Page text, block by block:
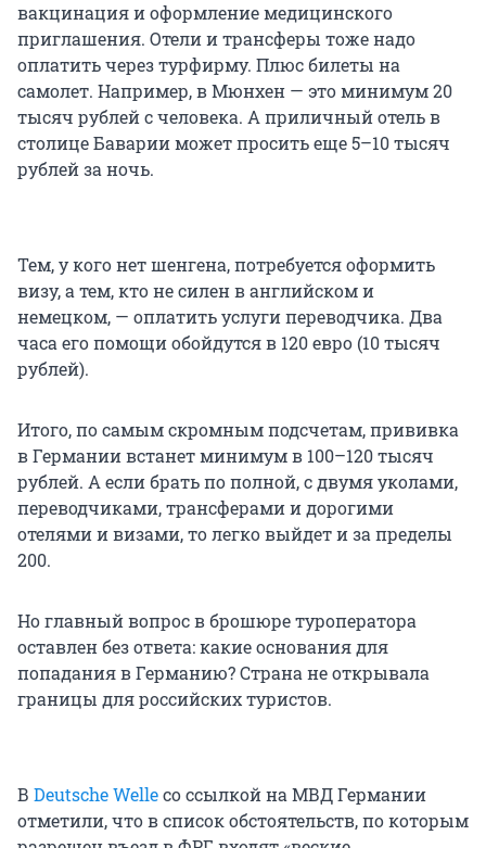
вакцинация и оформление медицинского
приглашения. Отели и трансферы тоже надо
оплатить через турфирму. Плюс билеты на
самолет. Например, в Мюнхен — это минимум 20
тысяч рублей с человека. А приличный отель в
столице Баварии может просить еще 5–10 тысяч
рублей за ночь.
Тем, у кого нет шенгена, потребуется оформить
визу, а тем, кто не силен в английском и
немецком, — оплатить услуги переводчика. Два
часа его помощи обойдутся в 120 евро (10 тысяч
рублей).
Итого, по самым скромным подсчетам, прививка
в Германии встанет минимум в 100–120 тысяч
рублей. А если брать по полной, с двумя уколами,
переводчиками, трансферами и дорогими
отелями и визами, то легко выйдет и за пределы
200.
Но главный вопрос в брошюре туроператора
оставлен без ответа: какие основания для
попадания в Германию? Страна не открывала
границы для российских туристов.
В Deutsche Welleсо ссылкой на МВД Германии
отметили, что в список обстоятельств, по которым